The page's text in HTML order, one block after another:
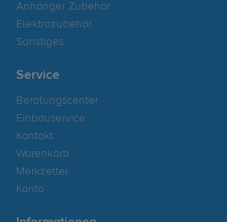
Anhänger Zubehör
Elektrozubehör
Sonstiges
Service
Beratungscenter
Einbauservice
Kontakt
Warenkorb
Merkzettel
Konto